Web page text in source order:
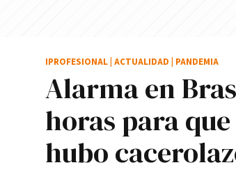
Alarma en
horas para
hubo
IPROFESIONAL ACTUALIDAD PANDEMIA